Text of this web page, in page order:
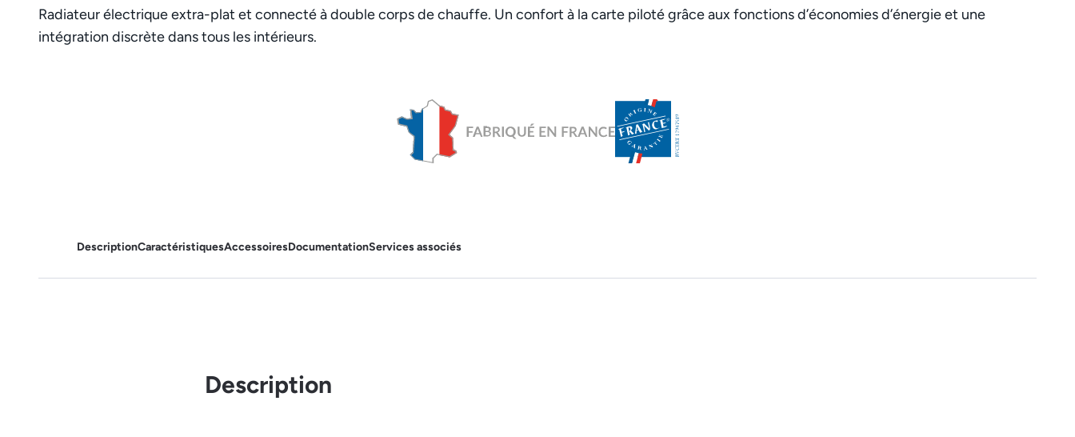
Radiateur électrique extra-plat et connecté à double corps de chauffe. Un confort à la carte piloté grâce aux fonctions d’économies d’énergie et une
intégration discrète dans tous les intérieurs.
DescriptionCaractéristiquesAccessoiresDocumentationServices associés
Description